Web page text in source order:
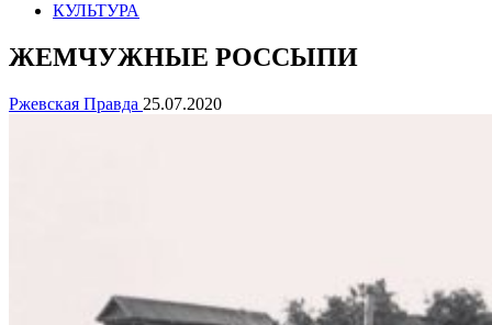
КУЛЬТУРА
ЖЕМЧУЖНЫЕ РОССЫПИ
Ржевская Правда 25.07.2020